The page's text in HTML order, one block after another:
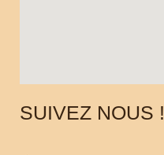
SUIVEZ NOUS !